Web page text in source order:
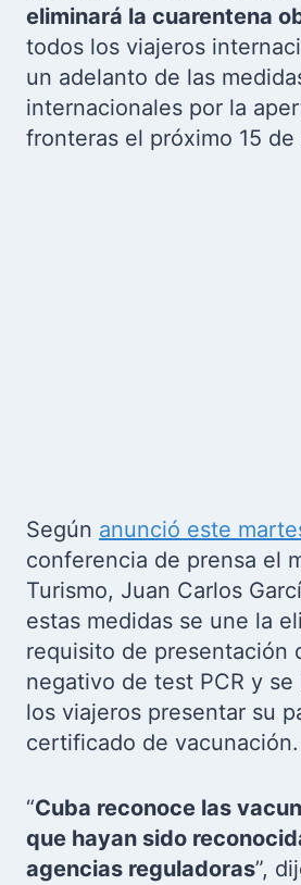
eliminará la cuarentena
todos los viajeros
un adelanto de las
internacionales por la
fronteras el próximo 15 de
Según anunció este
conferencia de prensa el
Turismo, Juan Carlos
estas medidas se une la
requisito de presentación
negativo de test PCR y se
los viajeros presentar su
certificado de vacunación.
“Cuba reconoce las
que hayan sido
agencias reguladoras”,